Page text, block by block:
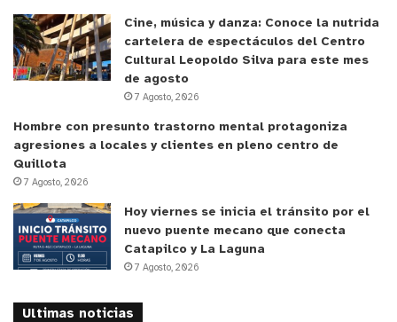
Cine, música y danza: Conoce la nutrida
cartelera de espectáculos del Centro
Cultural Leopoldo Silva para este mes
de agosto
7 Agosto, 2026
Hombre con presunto trastorno mental protagoniza
agresiones a locales y clientes en pleno centro de
Quillota
7 Agosto, 2026
Hoy viernes se inicia el tránsito por el
nuevo puente mecano que conecta
Catapilco y La Laguna
7 Agosto, 2026
Ultimas noticias